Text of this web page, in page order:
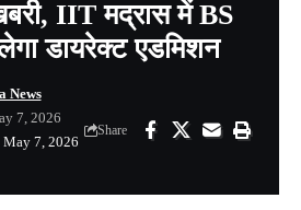
IIT मद्रास में BS
डायरेक्ट एडमिशन
7, 2026
News
7, 2026
Share